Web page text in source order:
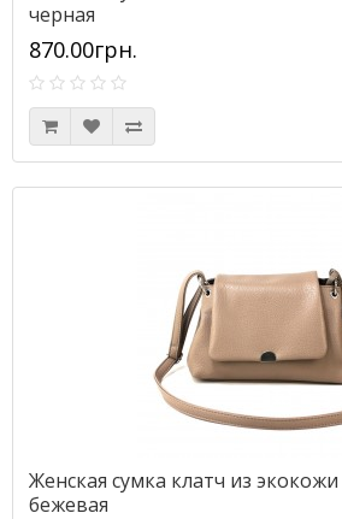
черная
870.00грн.
Женская сумка клатч из экокожи
бежевая